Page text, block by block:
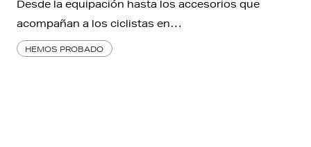
Desde la equipación hasta los accesorios que
acompañan a los ciclistas en…
HEMOS PROBADO